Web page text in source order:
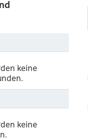
keine
keine